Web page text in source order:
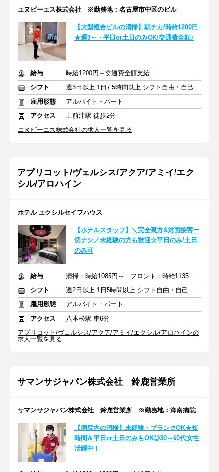
エヌビーエス株式会社 ※勤務地：名古屋市中区のビル
【大型複合ビルの清掃】駅チカ/時給1200円
★週3～・平日or土日のみOK!交通費全額♪
給与
時給1200円＋交通費全額支給
シフト
週3日以上 1日7.5時間以上 シフト自由・自己申告
雇用形態
アルバイト・パート
アクセス
上前津駅 徒歩2分
エヌビーエス株式会社の求人一覧を見る
アプリコット/ヴェルシス/アクア/アミイ/エク
シル/アロハイン
ホテル エクシルセイフハウス
【ホテルスタッフ】＼完全裏方&対面接客一
切ナシ／未経験の方も歓迎☆平日のみ/土日
のみ可
給与
清掃：時給1085円～ フロント：時給1135円～ ＋ 交通費支給
シフト
週2日以上 1日5時間以上 シフト自由・自己申告
雇用形態
アルバイト・パート
アクセス
八本松駅 車6分
アプリコット/ヴェルシス/アクア/アミイ/エクシル/アロハインの
求人一覧を見る
サマンサジャパン株式会社 鈴鹿営業所
サマンサジャパン株式会社 鈴鹿営業所 ※勤務地：海南病院
【病院内の清掃】未経験・ブランクOK★短
時間＆平日or土日のみもOK◎30～60代女性
活躍中！